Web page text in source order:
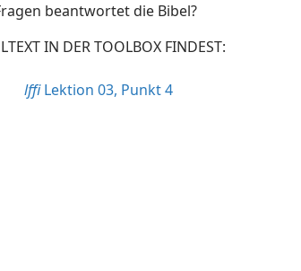
beantwortet die Bibel?
IN DER TOOLBOX FINDEST:
lffiLektion 03, Punkt 4